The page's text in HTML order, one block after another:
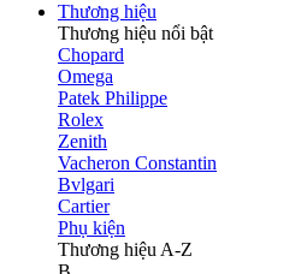
Thương hiệu
Thương hiệu nổi bật
Chopard
Omega
Patek Philippe
Rolex
Zenith
Vacheron Constantin
Bvlgari
Cartier
Phụ kiện
Thương hiệu A-Z